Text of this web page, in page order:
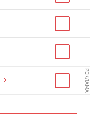
РЕКЛАМА